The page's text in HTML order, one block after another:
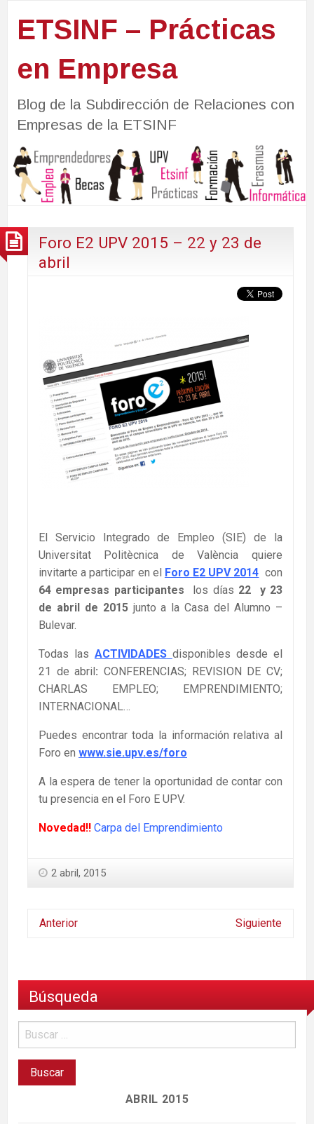
ETSINF – Prácticas
en Empresa
Blog de la Subdirección de Relaciones con
Empresas de la ETSINF
Foro E2 UPV 2015 – 22 y 23 de
abril
El Servicio Integrado de Empleo (SIE) de la
Universitat Politècnica de València quiere
invitarte a participar en el Foro E2 UPV 2014 con
64 empresas participantes
los días 22 y 23
de abril de 2015junto a la Casa del Alumno –
Bulevar.
Todas las ACTIVIDADES disponibles desde el
21 de abril: CONFERENCIAS; REVISION DE CV;
CHARLAS EMPLEO; EMPRENDIMIENTO;
INTERNACIONAL…
Puedes encontrar toda la información relativa al
Foro en www.sie.upv.es/foro
A la espera de tener la oportunidad de contar con
tu presencia en el Foro E UPV.
Novedad!! Carpa del Emprendimiento
2 abril, 2015
Anterior Siguiente
Búsqueda
ABRIL 2015